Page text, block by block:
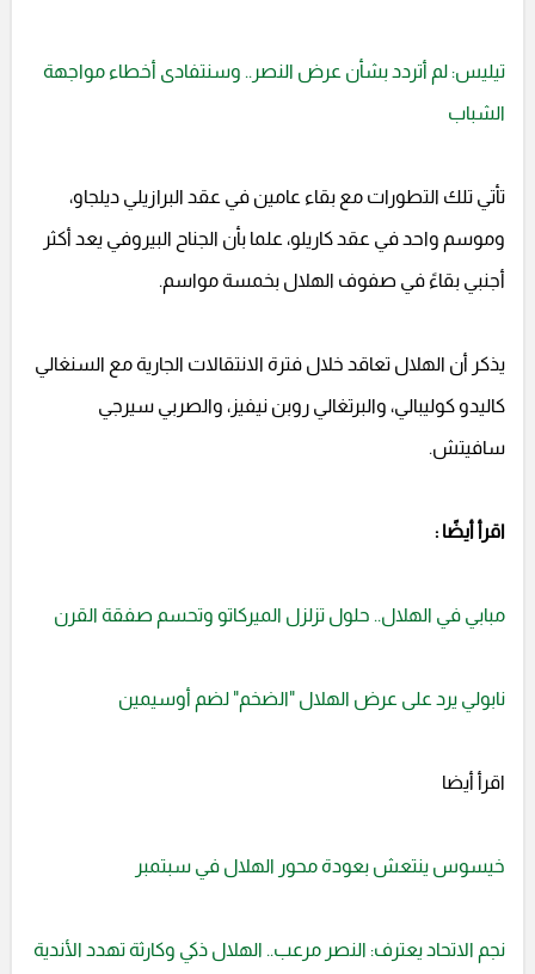
تيليس: لم أتردد بشأن عرض النصر.. وسنتفادى أخطاء مواجهة
الشباب
تأتي تلك التطورات مع بقاء عامين في عقد البرازيلي ديلجاو،
وموسم واحد في عقد كاريلو، علما بأن الجناح البيروفي يعد أكثر
أجنبي بقاءً في صفوف الهلال بخمسة مواسم.
يذكر أن الهلال تعاقد خلال فترة الانتقالات الجارية مع السنغالي
كاليدو كوليبالي، والبرتغالي روبن نيفيز، والصربي سيرجي
سافيتش.
اقرأ أيضًا :
مبابي في الهلال.. حلول تزلزل الميركاتو وتحسم صفقة القرن
نابولي يرد على عرض الهلال "الضخم" لضم أوسيمين
اقرأ أيضا
خيسوس ينتعش بعودة محور الهلال في سبتمبر
نجم الاتحاد يعترف: النصر مرعب.. الهلال ذكي وكارثة تهدد الأندية